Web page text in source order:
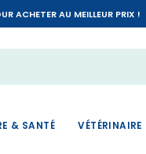
ACHETER AU MEILLEUR PRIX !
& SANTÉ VÉTÉRINAIRE